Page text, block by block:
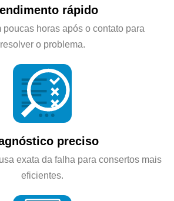
rápido
poucas horas após o contato para
resolver o problema.
preciso
exata da falha para consertos mais
eficientes.